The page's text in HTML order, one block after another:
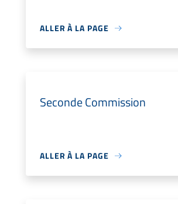
ALLER À LA PAGE
Seconde Commission
ALLER À LA PAGE